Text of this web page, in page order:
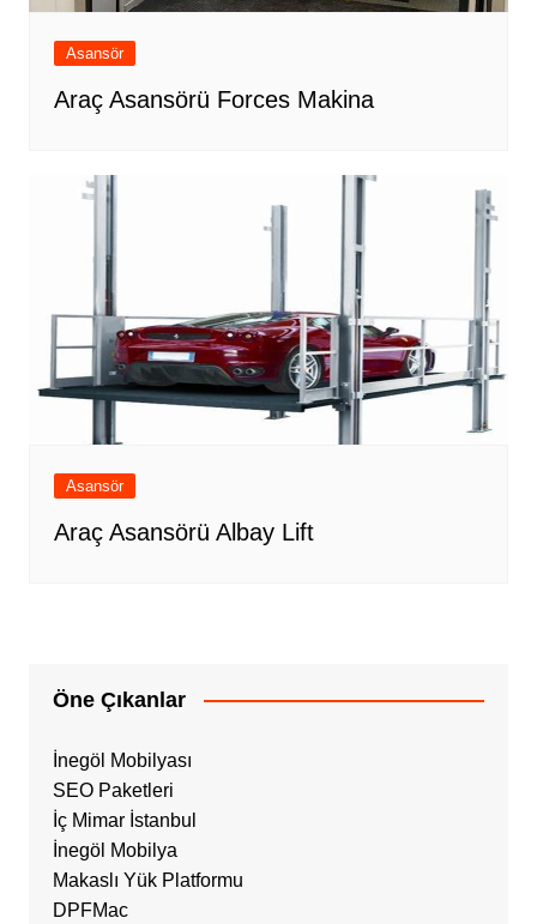
Asansör
Araç Asansörü Forces Makina
Asansör
Araç Asansörü Albay Lift
Öne Çıkanlar
İnegöl Mobilyası
SEO Paketleri
İç Mimar İstanbul
İnegöl Mobilya
Makaslı Yük Platformu
DPFMac